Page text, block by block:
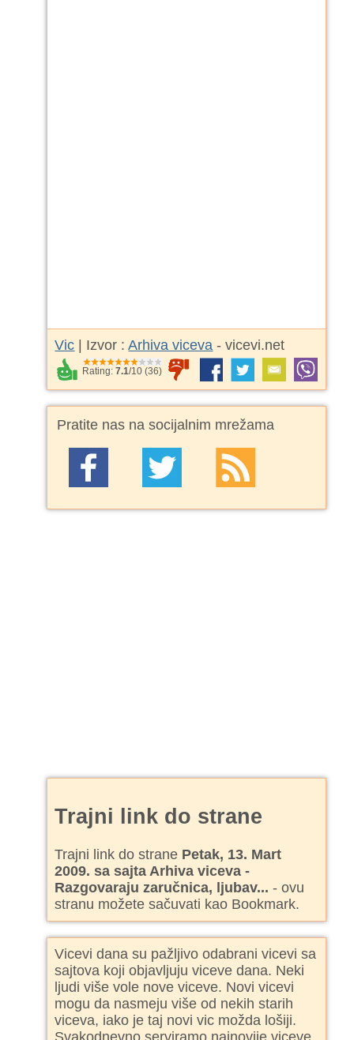
Vic | Izvor :Arhiva viceva - vicevi.net
Rating:7.1/10 (36)
Pratite nas na socijalnim mrežama
Trajni link do strane
Trajni link do strane Petak, 13. Mart
2009. sa sajta Arhiva viceva -
Razgovaraju zaručnica, ljubav... - ovu
stranu možete sačuvati kao Bookmark.
Vicevi dana su pažljivo odabrani vicevi sa
sajtova koji objavljuju viceve dana. Neki
ljudi više vole nove viceve. Novi vicevi
mogu da nasmeju više od nekih starih
viceva, iako je taj novi vic možda lošiji.